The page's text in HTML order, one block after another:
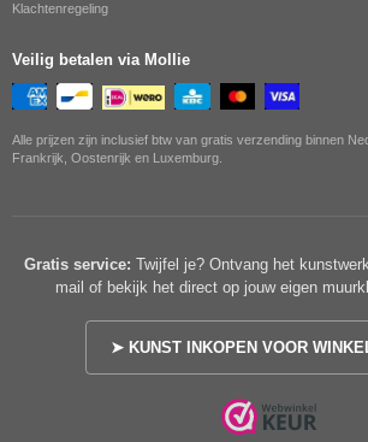
Klachtenregeling
Veilig betalen via Mollie
Alle prijzen zijn inclusief btw van gratis verzending binnen
Frankrijk, Oostenrijk en Luxemburg.
Gratis service: Twijfel je? Ontvang het
mail of bekijk het direct op jouw eigen
➤ KUNST INKOPEN VOOR